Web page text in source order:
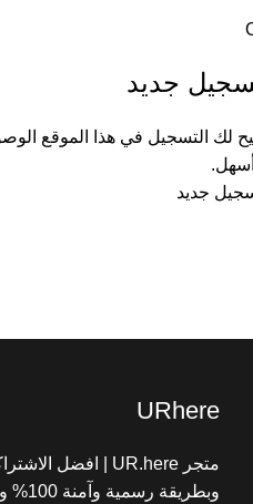
جديد
لك التسجيل في هذا الموقع
جديد
URhere
متجر UR.here | افضل الاشتراكات بأسعار مميزة
وبطريقة رسمية وآمنة 100% وخدمة مميزة بعد البيع.